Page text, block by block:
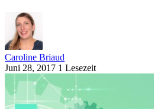
Caroline Briaud
Juni 28, 2017 1 Lesezeit